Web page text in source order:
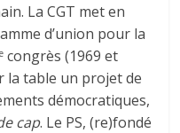
La CGT met en
d’union pour la
congrès (1969 et
la table un projet de
démocratiques,
cap. Le PS, (re)fondé